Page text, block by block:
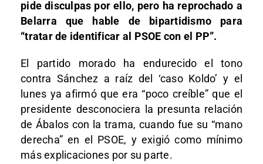
pide disculpas por ello, pero ha reprochado a
Belarra que hable de bipartidismo para
“tratar de identificar al PSOE con el PP”.
El partido morado ha endurecido el tono
contra Sánchez a raíz del ‘caso Koldo’ y el
lunes ya afirmó que era “poco creíble” que el
presidente desconociera la presunta relación
de Ábalos con la trama, cuando fue su “mano
derecha” en el PSOE, y exigió como mínimo
más explicaciones por su parte.